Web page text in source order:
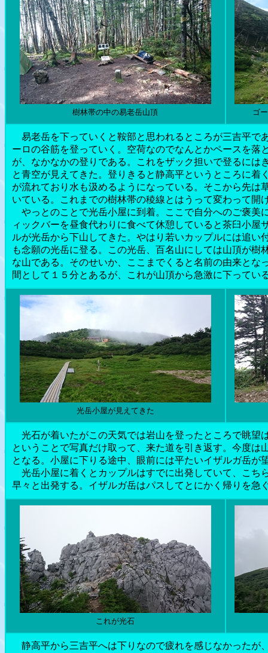
樹林帯の中の易老岳山頂 ゴ
易老岳を下っていくと鞍部と思われるところが三吉平で
ーロの谷筋を登っていく。空荷なのでなんとかペースを落
が、なかなかの登りである。これをザック担いで登るには
と青空が見えてきた。登りきると静高平というところに着
が流れており水も汲めるようになっている。そこから先は
いている。これまでの樹林帯の稜線とはうって変わって開
やっとのことで光岳小屋に到着。ここで自分へのご褒美
ィックバーを昼食代わりに食べて休憩していると茶臼小屋
ルが光岳から下山してきた。やはり若いカップルには追い
も念願の光岳に登る。この光岳、百名山にしては山頂が樹
な山である。そのせいか、ここまでくると名前の由来とな
間として１５分とあるが、これが山頂から急激に下ってい
光岳小屋が見えてきた
光石が着いたがこの天気では岩山を登ったところで眺望
ということで写真だけ取って、来た道を引き返す。今度は
となる。小屋に下りる途中、眼前には平たいイザルガ岳が
光岳小屋に着くとカップルはすでに出発していて、こち
早々と出発する。イザルガ岳はパスしてとにかく帰りを急
これが光石
静高平から三吉平へは下りなので疲れを感じなかったが